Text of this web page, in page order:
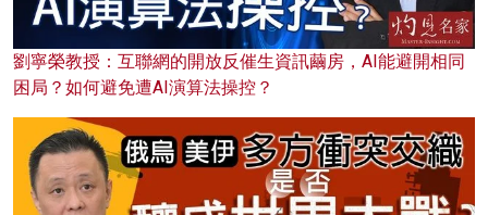
劉寧榮教授：互聯網的開放反催生資訊繭房，AI能避開相同
困局？如何避免遭AI演算法操控？